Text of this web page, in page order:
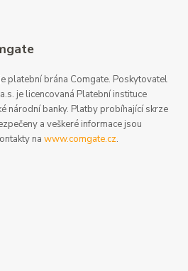
platební brána Comgate. Poskytovatel
je licencovaná Platební instituce
národní banky. Platby probíhající skrze
a veškeré informace jsou
nawww.comgate.cz.